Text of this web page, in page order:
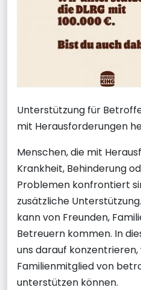
Unterstützung für
mit Herausforderungen
Menschen, die mit
Krankheit, Behinderung
Problemen konfrontiert
zusätzliche
kann von Freunden,
Betreuern kommen. In
uns darauf konzentrieren,
Familienmitglied von
unterstützen können.